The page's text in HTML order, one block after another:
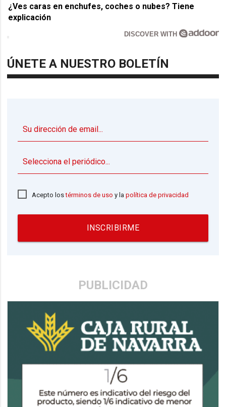
¿Ves caras en enchufes, coches o nubes? Tiene
explicación
DISCOVER WITH
ÚNETE A NUESTRO BOLETÍN
Acepto lostérminos de uso y lapolítica de privacidad
INSCRIBIRME
PUBLICIDAD